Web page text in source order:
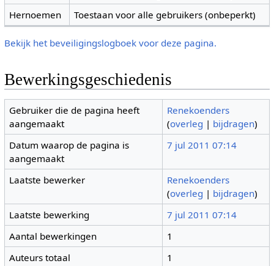
Hernoemen
Toestaan voor alle gebruikers (onbeperkt)
Bekijk het beveiligingslogboek voor deze pagina.
Bewerkingsgeschiedenis
Gebruiker die de pagina heeft
aangemaakt
Renekoenders
(overleg | bijdragen)
Datum waarop de pagina is
aangemaakt
7 jul 2011 07:14
Laatste bewerker
Renekoenders
(overleg | bijdragen)
Laatste bewerking
7 jul 2011 07:14
Aantal bewerkingen
1
Auteurs totaal
1